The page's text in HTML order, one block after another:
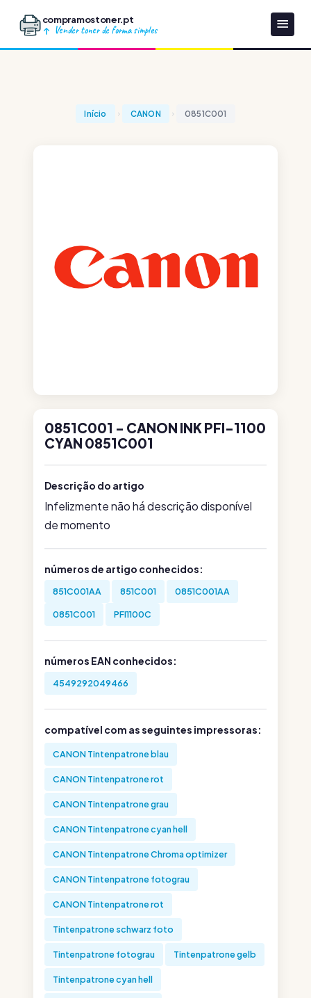
compramostoner.pt
Vender toner de forma simples
Início CANON 0851C001
0851C001 - CANON INK PFI-1100
CYAN 0851C001
Descrição do artigo
Infelizmente não há descrição disponível
de momento
números de artigo conhecidos:
851C001AA 851C001 0851C001AA
0851C001 PFI1100C
números EAN conhecidos:
4549292049466
compatível com as seguintes impressoras:
CANON Tintenpatrone blau
CANON Tintenpatrone rot
CANON Tintenpatrone grau
CANON Tintenpatrone cyan hell
CANON Tintenpatrone Chroma optimizer
CANON Tintenpatrone fotograu
CANON Tintenpatrone rot
Tintenpatrone schwarz foto
Tintenpatrone fotograu Tintenpatrone gelb
Tintenpatrone cyan hell